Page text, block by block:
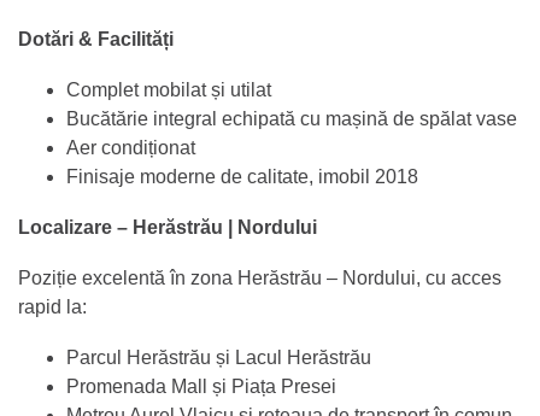
Dotări & Facilități
Complet mobilat și utilat
Bucătărie integral echipată cu mașină de spălat vase
Aer condiționat
Finisaje moderne de calitate, imobil 2018
Localizare – Herăstrău | Nordului
Poziție excelentă în zona Herăstrău – Nordului, cu acces
rapid la:
Parcul Herăstrău și Lacul Herăstrău
Promenada Mall și Piața Presei